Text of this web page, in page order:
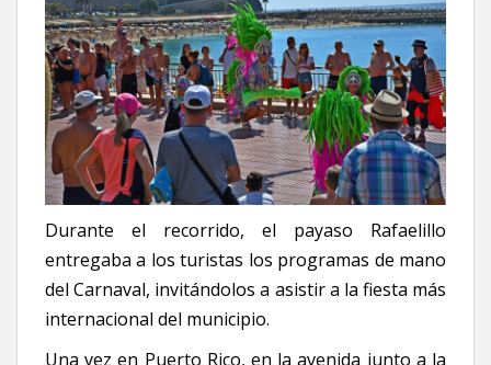
Durante el recorrido, el payaso Rafaelillo
entregaba a los turistas los programas de mano
del Carnaval, invitándolos a asistir a la fiesta más
internacional del municipio.
Una vez en Puerto Rico, en la avenida junto a la